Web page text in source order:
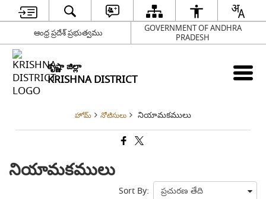
ఆంధ్ర ప్రదేశ్ ప్రభుత్వము
GOVERNMENT OF ANDHRA
PRADESH
కృష్ణా జిల్లా
KRISHNA DISTRICT
హోమ్ నోటిసులు నియామకములు
నియామకములు
Sort By: